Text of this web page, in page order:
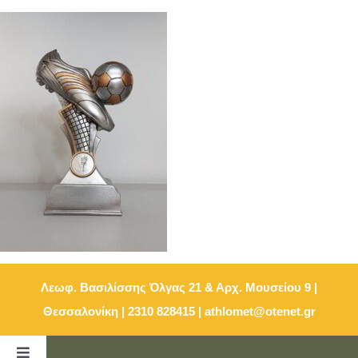
Μετάβαση
περιεχόμενο
Λεωφ. Βασιλίσσης Όλγας 21 & Αρχ. Μουσείου 9 |
Θεσσαλονίκη | 2310 828415 | athlomet@otenet.gr